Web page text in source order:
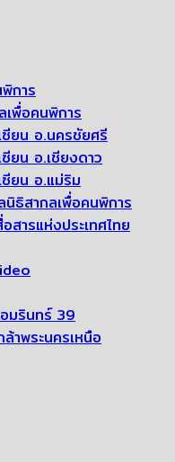
การ
พื่อคนพิการ
ยน อ.นครชัยศรี
ยน อ.เชียงดาว
ยน อ.แม่ริม
ธิสากลเพื่อคนพิการ
สารแห่งประเทศไทย
มรินทร์ 39
าพระนครเหนือ